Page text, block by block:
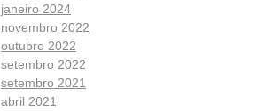
janeiro 2024
novembro 2022
outubro 2022
setembro 2022
setembro 2021
abril 2021